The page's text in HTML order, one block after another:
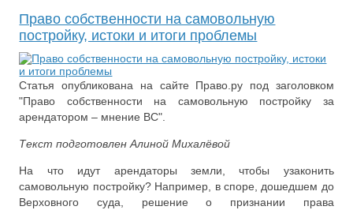
​​Право собственности на самовольную
постройку, истоки и итоги проблемы
Статья опубликована на сайте Право.ру под заголовком
"Право собственности на самовольную постройку за
арендатором – мнение ВС".
Текст подготовленАлиной Михалёвой
На что идут арендаторы земли, чтобы узаконить
самовольную постройку? Например, в споре, дошедшем до
Верховного суда, решение о признании права